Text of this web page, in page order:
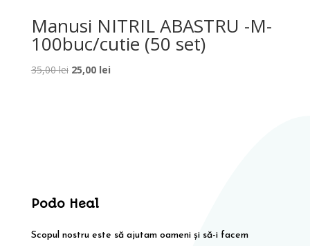
Manusi NITRIL ABASTRU -M-
100buc/cutie (50 set)
35,00lei Prețul
25,00 leiPrețul
Podo Heal
Scopul nostru este să ajutam oameni și să-i facem